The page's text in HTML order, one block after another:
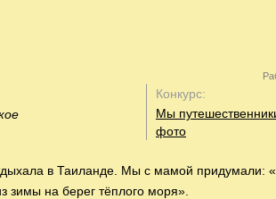
Конкурс:
Мы
фото
в Таиланде. Мы с мамой придумали:
зимы на берег тёплого моря».